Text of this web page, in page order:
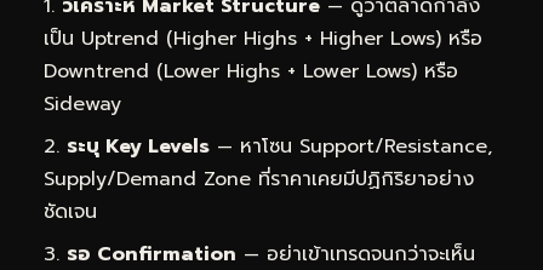
วิเคราะห์ Market Structure — ดูว่าตลาดกำลัง
เป็น Uptrend (Higher Highs + Higher Lows) หรือ
Downtrend (Lower Highs + Lower Lows) หรือ
Sideway
ระบุ Key Levels — หาโซน Support/Resistance,
Supply/Demand Zone ที่ราคาเคยมีปฏิกิริยาอย่าง
ชัดเจน
รอ Confirmation — อย่าเข้าเทรดจนกว่าจะเห็น